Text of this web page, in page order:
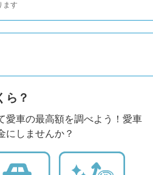
ます
ら？
愛車の最高額を調べよう！愛車
にしませんか？